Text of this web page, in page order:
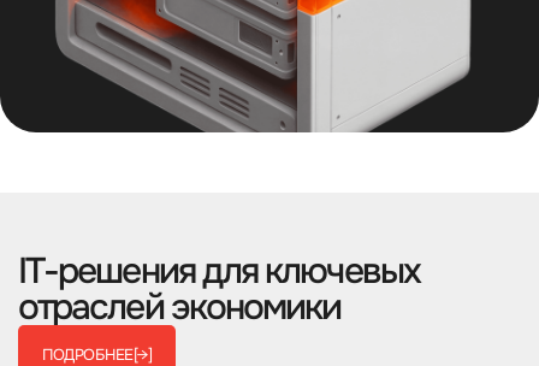
IТ-решения для ключевых
отраслей экономики
ПОДРОБНЕЕ[→]